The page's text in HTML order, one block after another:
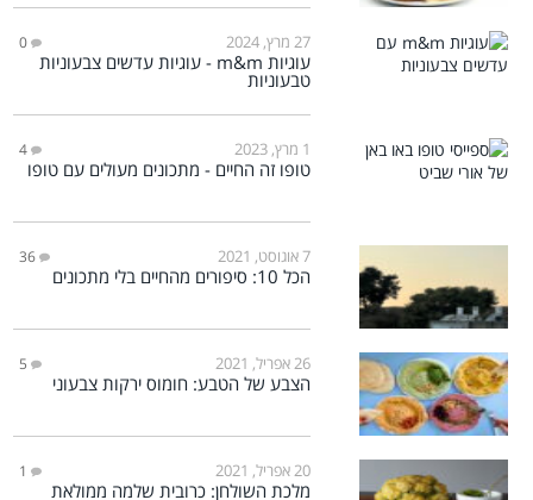
27 מרץ, 2024 0
עוגיות m&m - עוגיות עדשים צבעוניות
טבעוניות
1 מרץ, 2023 4
טופו זה החיים - מתכונים מעולים עם טופו
7 אוגוסט, 2021 36
הכל 10: סיפורים מהחיים בלי מתכונים
26 אפריל, 2021 5
הצבע של הטבע: חומוס ירקות צבעוני
20 אפריל, 2021 1
מלכת השולחן: כרובית שלמה ממולאת